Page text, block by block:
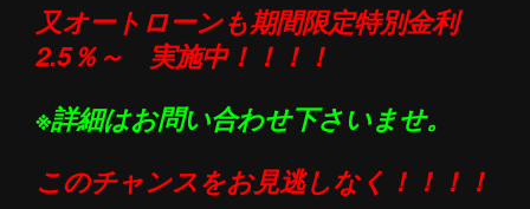
又オートローンも期間限定特別金利
2.5％～
実施中！！！！
※詳細はお問い合わせ下さいませ。
このチャンスをお見逃しなく！！！！